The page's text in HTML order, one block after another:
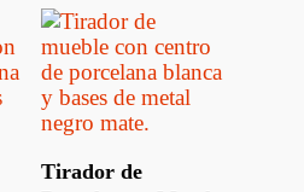
Leer Más
Tirador de